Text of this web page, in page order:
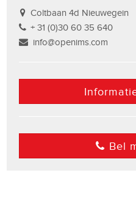
Coltbaan 4d Nieuwegein
+ 31 (0)30 60 35 640
info@openims.com
Bel